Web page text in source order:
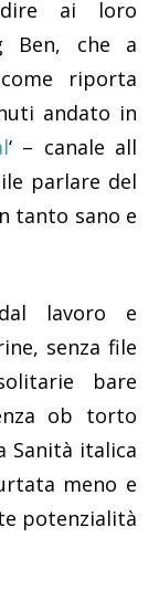
ai loro
Ben, che a
riporta
andato in
‘ – canale all
parlare del
tanto sano e
lavoro e
senza file
bare
ob torto
Sanità italica
meno e
potenzialità